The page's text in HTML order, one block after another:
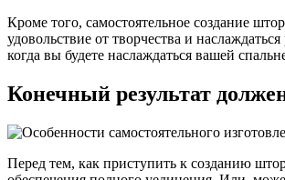
Кроме того, самостоятельное создание
удовольствие от творчества и
когда вы будете наслаждаться вашей
Конечный результат
Перед тем, как приступить к созданию